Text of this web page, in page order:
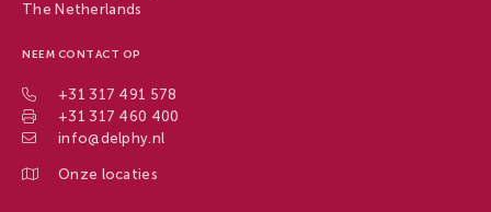
The Netherlands
NEEM CONTACT OP
+31 317 491 578
+31 317 460 400
info@delphy.nl
Onze locaties